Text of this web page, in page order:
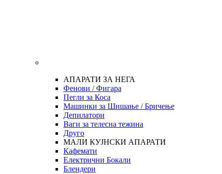
АПАРАТИ ЗА НЕГА
Фенови / Фигара
Пегли за Коса
Машинки за Шишање / Бричење
Депилатори
Ваги за телесна тежина
Друго
МАЛИ КУЈНСКИ АПАРАТИ
Кафемати
Електрични Бокали
Блендери